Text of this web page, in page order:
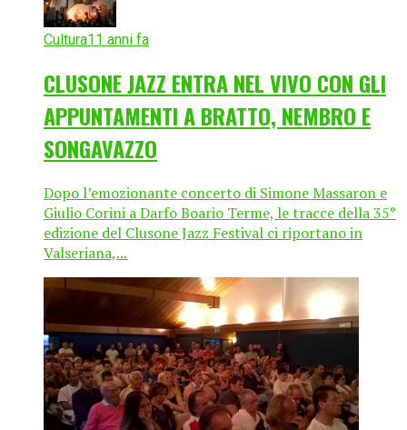
Cultura11 anni fa
CLUSONE JAZZ ENTRA NEL VIVO CON GLI
APPUNTAMENTI A BRATTO, NEMBRO E
SONGAVAZZO
Dopo l’emozionante concerto di Simone Massaron e
Giulio Corini a Darfo Boario Terme, le tracce della 35°
edizione del Clusone Jazz Festival ci riportano in
Valseriana,...